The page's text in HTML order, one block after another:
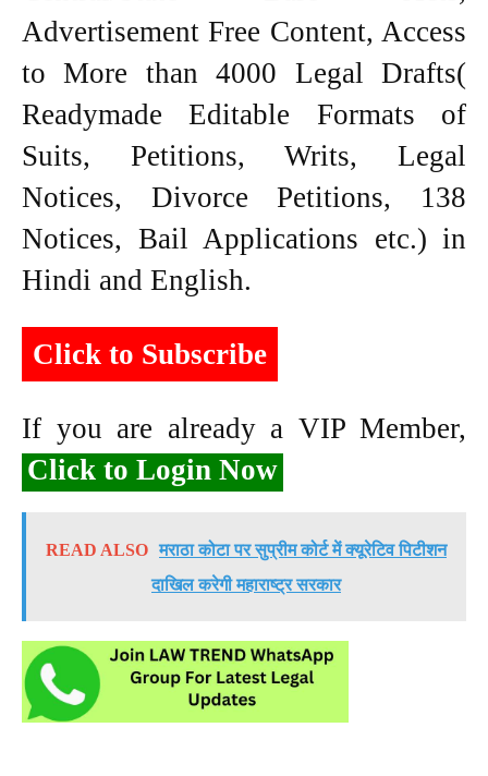
Advertisement Free Content, Access
to More than 4000 Legal Drafts(
Readymade Editable Formats of
Suits, Petitions, Writs, Legal
Notices, Divorce Petitions, 138
Notices, Bail Applications etc.) in
Hindi and English.
Click to Subscribe
If you are already a VIP Member,
Click to Login Now
READ ALSO मराठा कोटा पर सुप्रीम कोर्ट में क्यूरेटिव पिटीशन
दाखिल करेगी महाराष्ट्र सरकार